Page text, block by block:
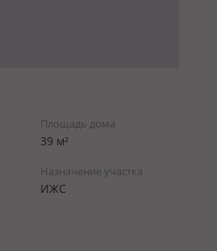
Площадь дома
39 м²
Назначение участка
ИЖС